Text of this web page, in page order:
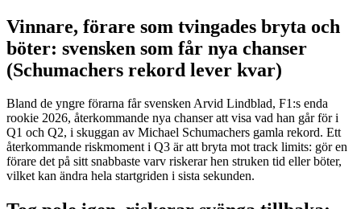
Vinnare, förare som tvingades bryta och
böter: svensken som får nya chanser
(Schumachers rekord lever kvar)
Bland de yngre förarna får svensken Arvid Lindblad, F1:s enda
rookie 2026, återkommande nya chanser att visa vad han går för i
Q1 och Q2, i skuggan av Michael Schumachers gamla rekord. Ett
återkommande riskmoment i Q3 är att bryta mot track limits: gör en
förare det på sitt snabbaste varv riskerar hen struken tid eller böter,
vilket kan ändra hela startgriden i sista sekunden.